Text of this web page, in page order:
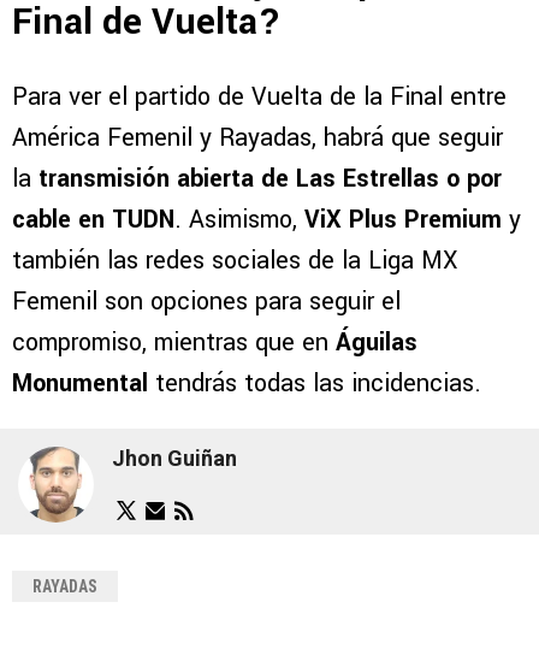
Final de Vuelta?
Para ver el partido de Vuelta de la Final entre
América Femenil y Rayadas, habrá que seguir
la transmisión abierta de Las Estrellas o por
cable en TUDN. Asimismo, ViX Plus Premium y
también las redes sociales de la Liga MX
Femenil son opciones para seguir el
compromiso, mientras que en Águilas
Monumental tendrás todas las incidencias.
Jhon Guiñan
RAYADAS